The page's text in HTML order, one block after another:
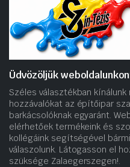
Üdvözöljük
Széles választékban
hozzávalókat az építőipar
barkácsolóknak egyaránt.
elérhetőek termékeink és
kollégáink segítségével
válaszolunk. Látogasson el
szüksége Zalaegerszegen!.